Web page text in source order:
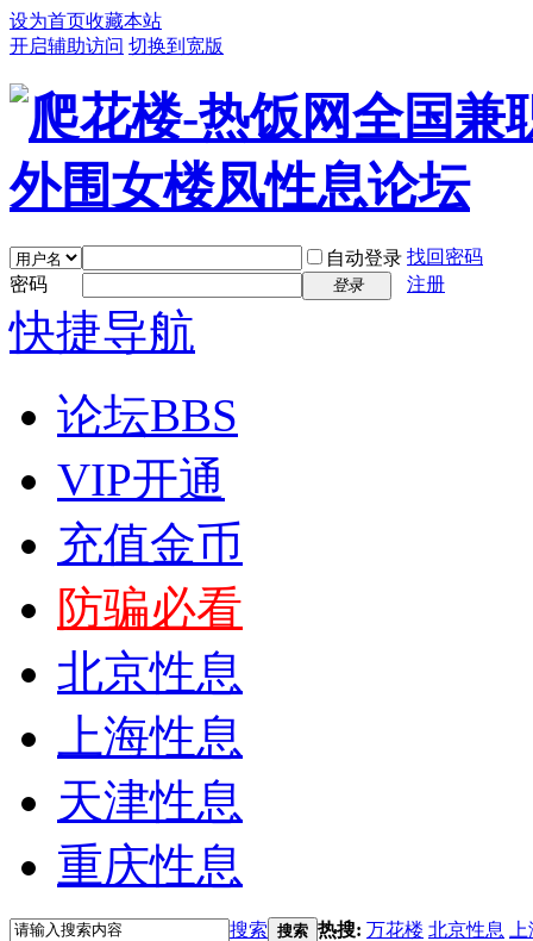
设为首页收藏本站
开启辅助访问 切换到宽版
自动登录 找回密码
密码
登录 注册
快捷导航
论坛BBS
VIP开通
充值金币
防骗必看
北京性息
上海性息
天津性息
重庆性息
搜索 搜索 热搜: 万花楼 北京性息